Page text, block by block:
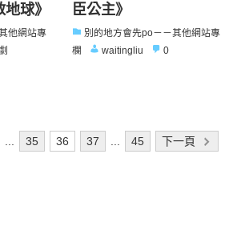
球》
他網站專
臣公主》
別的地方會先po－－其他網站專
欄
waitingliu 0
35 36 37 45 下一頁